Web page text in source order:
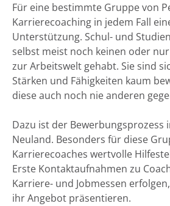
Für eine bestimmte Gruppe von
Karrierecoaching in jedem Fall
Unterstützung. Schul- und
selbst meist noch keinen oder
zur Arbeitswelt gehabt. Sie sind
Stärken und Fähigkeiten kaum
diese auch noch nie anderen
Dazu ist der Bewerbungsprozess
Neuland. Besonders für diese
Karrierecoaches wertvolle
Erste Kontaktaufnahmen zu
Karriere- und Jobmessen
ihr Angebot präsentieren.